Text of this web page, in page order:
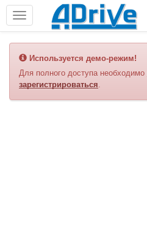
Используется демо-режим!
Для полного доступа необходимо
зарегистрироваться.